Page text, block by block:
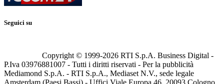
Seguici su
Copyright © 1999-2026 RTI S.p.A. Business Digital -
P.Iva 03976881007 - Tutti i diritti riservati - Per la pubblicità
Mediamond S.p.A. - RTI S.p.A., Mediaset N.V., sede legale
Amsterdam (Paesi Bassi) - Uffici Viale Europa 46, 20093 Cologno